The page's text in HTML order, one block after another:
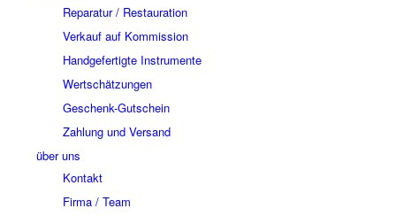
Reparatur / Restauration
Verkauf auf Kommission
Handgefertigte Instrumente
Wertschätzungen
Geschenk-Gutschein
Zahlung und Versand
über uns
Kontakt
Firma / Team